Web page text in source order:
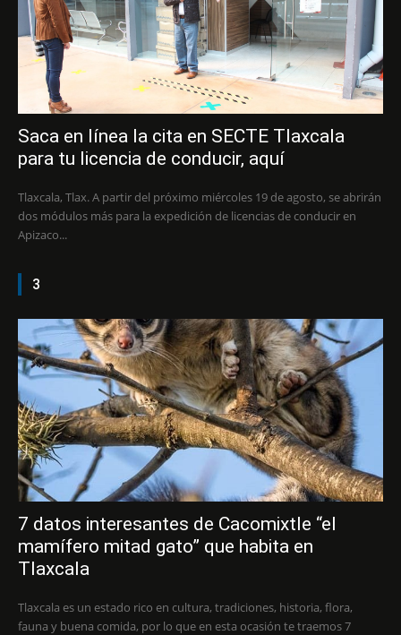
Saca en línea la cita en SECTE Tlaxcala
para tu licencia de conducir, aquí
Tlaxcala, Tlax. A partir del próximo miércoles 19 de agosto, se abrirán
dos módulos más para la expedición de licencias de conducir en
Apizaco...
3
7 datos interesantes de Cacomixtle “el
mamífero mitad gato” que habita en
Tlaxcala
Tlaxcala es un estado rico en cultura, tradiciones, historia, flora,
fauna y buena comida, por lo que en esta ocasión te traemos 7